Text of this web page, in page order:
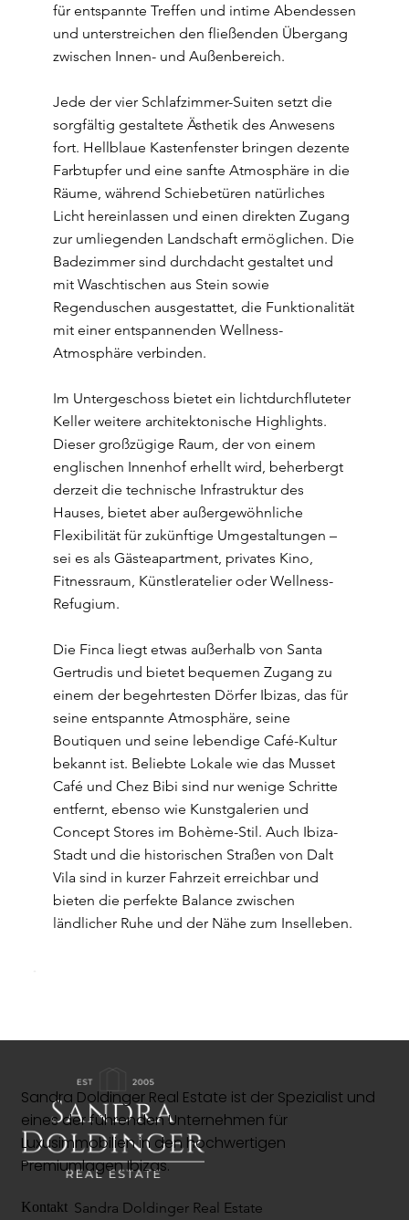
für entspannte Treffen und intime Abendessen
und unterstreichen den fließenden Übergang
zwischen Innen- und Außenbereich.
Jede der vier Schlafzimmer-Suiten setzt die
sorgfältig gestaltete Ästhetik des Anwesens
fort. Hellblaue Kastenfenster bringen dezente
Farbtupfer und eine sanfte Atmosphäre in die
Räume, während Schiebetüren natürliches
Licht hereinlassen und einen direkten Zugang
zur umliegenden Landschaft ermöglichen. Die
Badezimmer sind durchdacht gestaltet und
mit Waschtischen aus Stein sowie
Regenduschen ausgestattet, die Funktionalität
mit einer entspannenden Wellness-
Atmosphäre verbinden.
Im Untergeschoss bietet ein lichtdurchfluteter
Keller weitere architektonische Highlights.
Dieser großzügige Raum, der von einem
englischen Innenhof erhellt wird, beherbergt
derzeit die technische Infrastruktur des
Hauses, bietet aber außergewöhnliche
Flexibilität für zukünftige Umgestaltungen –
sei es als Gästeapartment, privates Kino,
Fitnessraum, Künstleratelier oder Wellness-
Refugium.
Die Finca liegt etwas außerhalb von Santa
Gertrudis und bietet bequemen Zugang zu
einem der begehrtesten Dörfer Ibizas, das für
seine entspannte Atmosphäre, seine
Boutiquen und seine lebendige Café-Kultur
bekannt ist. Beliebte Lokale wie das Musset
Café und Chez Bibi sind nur wenige Schritte
entfernt, ebenso wie Kunstgalerien und
Concept Stores im Bohème-Stil. Auch Ibiza-
Stadt und die historischen Straßen von Dalt
Vila sind in kurzer Fahrzeit erreichbar und
bieten die perfekte Balance zwischen
ländlicher Ruhe und der Nähe zum Inselleben.
Sandra Doldinger Real Estate ist der Spezialist und
eines der führenden Unternehmen für
Luxusimmobilien in den hochwertigen
Premiumlagen Ibizas.
Kontakt Sandra Doldinger Real Estate